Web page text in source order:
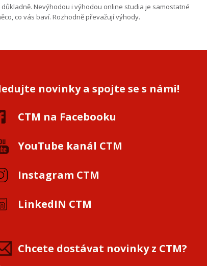
Nevýhodou i výhodou online studia je samostatné
co vás baví. Rozhodně převažují výhody.
novinky a spojte se s námi!
CTM na Facebooku
YouTube kanál CTM
Instagram CTM
LinkedIN CTM
Chcete dostávat novinky z CTM?